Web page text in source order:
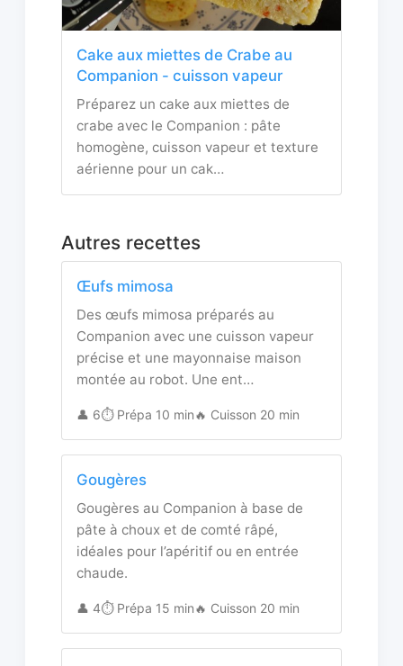
Cake aux miettes de Crabe au
Companion - cuisson vapeur
Préparez un cake aux miettes de
crabe avec le Companion : pâte
homogène, cuisson vapeur et texture
aérienne pour un cak…
Autres recettes
Œufs mimosa
Des œufs mimosa préparés au
Companion avec une cuisson vapeur
précise et une mayonnaise maison
montée au robot. Une ent…
👤 6⏱️ Prépa 10 min🔥 Cuisson 20 min
Gougères
Gougères au Companion à base de
pâte à choux et de comté râpé,
idéales pour l’apéritif ou en entrée
chaude.
👤 4⏱️ Prépa 15 min🔥 Cuisson 20 min